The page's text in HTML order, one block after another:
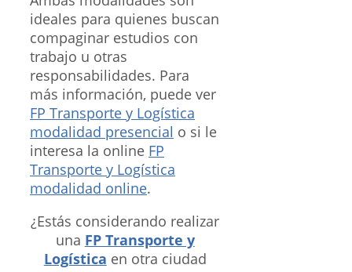
ideales para quienes buscan
compaginar estudios con
trabajo u otras
responsabilidades. Para
más información, puede ver
FP Transporte y Logística
modalidad presencial o si le
interesa la online FP
Transporte y Logística
modalidad online.
¿Estás considerando realizar
una FP Transporte y
Logística en otra ciudad